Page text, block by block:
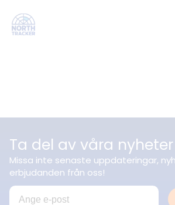
Ta del av våra nyheter
Missa inte senaste uppdateringar,
erbjudanden från oss!